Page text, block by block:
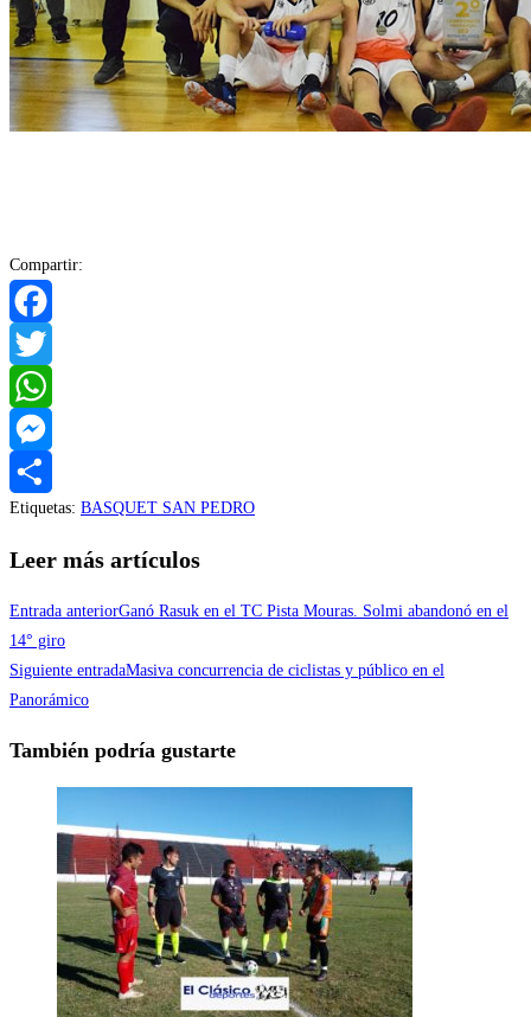
Compartir:
Facebook
Twitter
WhatsApp
Messenger
Compartir
Etiquetas: BASQUET SAN PEDRO
Leer más artículos
Entrada anteriorGanó Rasuk en el TC Pista Mouras. Solmi abandonó en el
14° giro
Siguiente entradaMasiva concurrencia de ciclistas y público en el
Panorámico
También podría gustarte